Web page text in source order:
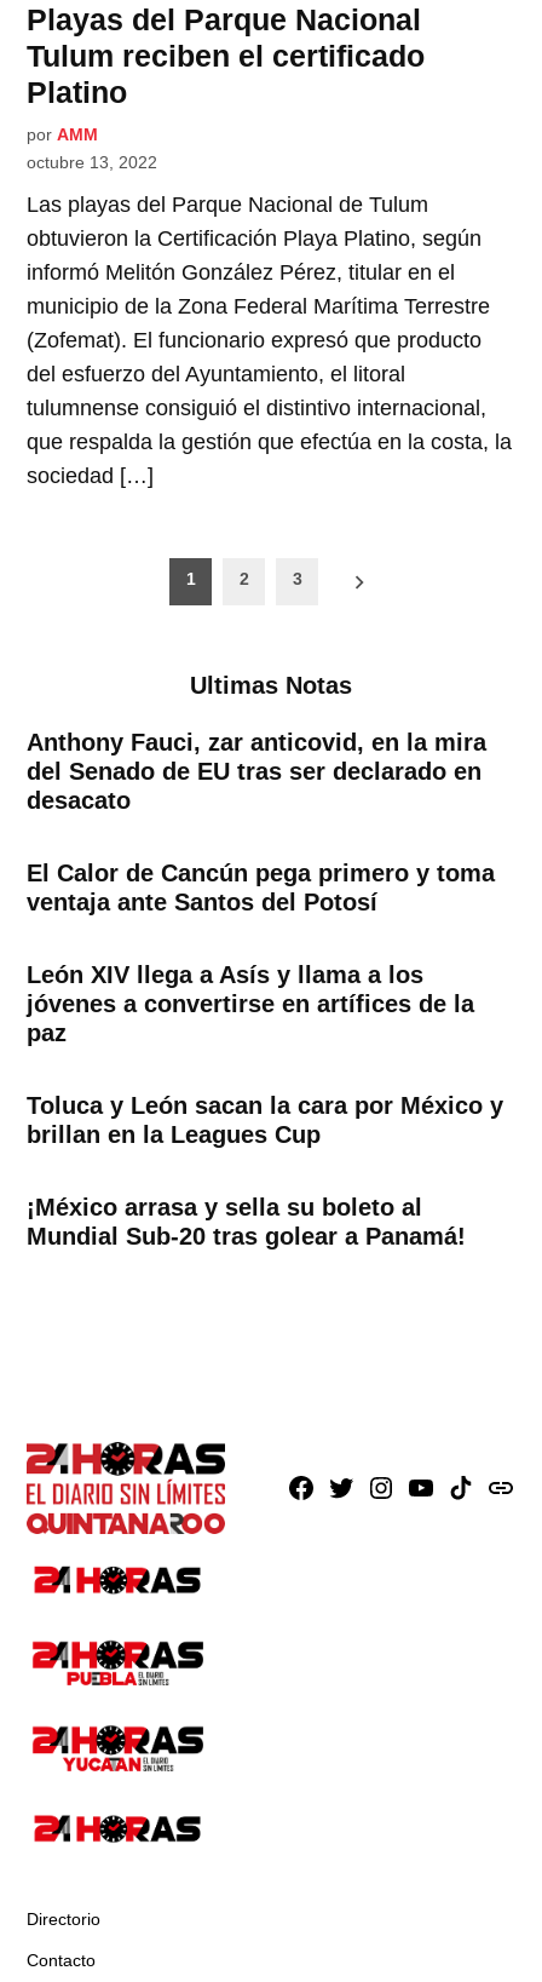
Playas del Parque Nacional
Tulum reciben el certificado
Platino
por AMM
octubre 13, 2022
Las playas del Parque Nacional de Tulum
obtuvieron la Certificación Playa Platino, según
informó Melitón González Pérez, titular en el
municipio de la Zona Federal Marítima Terrestre
(Zofemat). El funcionario expresó que producto
del esfuerzo del Ayuntamiento, el litoral
tulumnense consiguió el distintivo internacional,
que respalda la gestión que efectúa en la costa, la
sociedad […]
1 2 3
Ultimas Notas
Anthony Fauci, zar anticovid, en la mira
del Senado de EU tras ser declarado en
desacato
El Calor de Cancún pega primero y toma
ventaja ante Santos del Potosí
León XIV llega a Asís y llama a los
jóvenes a convertirse en artífices de la
paz
Toluca y León sacan la cara por México y
brillan en la Leagues Cup
¡México arrasa y sella su boleto al
Mundial Sub-20 tras golear a Panamá!
Facebook
X Instagram
YoutubeTikTokissuu
Directorio
Contacto